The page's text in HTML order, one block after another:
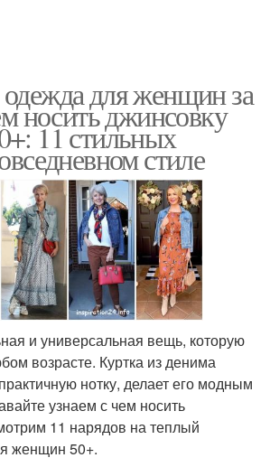
для женщин за
носить джинсовку
11 стильных
стиле
и универсальная вещь, которую
возрасте. Куртка из денима
нотку, делает его модным
узнаем с чем носить
11 нарядов на теплый
женщин 50+.